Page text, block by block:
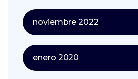
noviembre 2022
enero 2020